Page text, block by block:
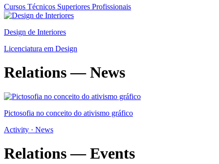
Cursos Técnicos Superiores Profissionais
Design de Interiores
Licenciatura em Design
Relations — News
Pictosofia no conceito do ativismo gráfico
Activity · News
Relations — Events